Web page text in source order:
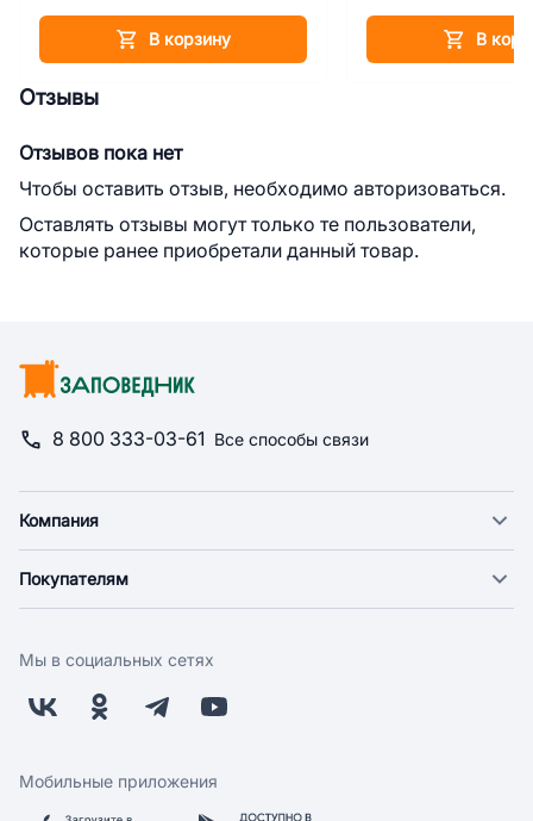
В корзину В
Отзывы
Отзывов пока нет
Чтобы оставить отзыв, необходимо авторизоваться.
Оставлять отзывы могут только те пользователи,
которые ранее приобретали данный товар.
8 800 333-03-61 Все способы связи
Компания
Новости
Поставщикам
Заводчикам
Обратная связь
Покупателям
Оплата
Бонусная программа
Скидки и акции
Мы в социальных сетях
Мобильные приложения